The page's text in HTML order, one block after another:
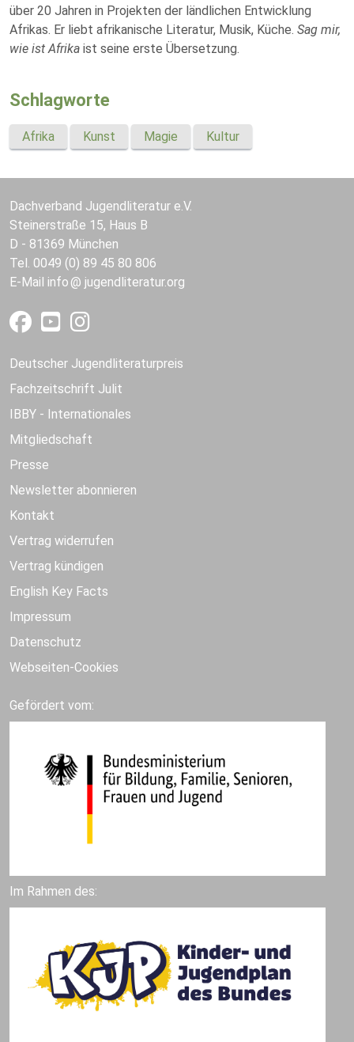
über 20 Jahren in Projekten der ländlichen Entwicklung
Afrikas. Er liebt afrikanische Literatur, Musik, Küche. Sag mir,
wie ist Afrika ist seine erste Übersetzung.
Schlagworte
Afrika Kunst Magie Kultur
Dachverband Jugendliteratur e.V.
Steinerstraße 15, Haus B
D - 81369 München
Tel. 0049 (0) 89 45 80 806
E-Mail info jugendliteratur.org
Deutscher Jugendliteraturpreis
Fachzeitschrift Julit
IBBY - Internationales
Mitgliedschaft
Presse
Newsletter abonnieren
Kontakt
Vertrag widerrufen
Vertrag kündigen
English Key Facts
Impressum
Datenschutz
Webseiten-Cookies
Gefördert vom:
Im Rahmen des: